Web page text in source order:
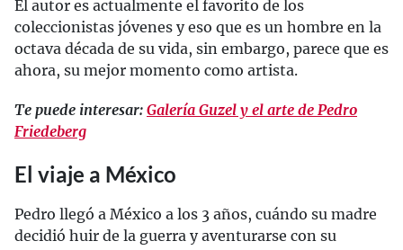
El autor es actualmente el favorito de los
coleccionistas jóvenes y eso que es un hombre en la
octava década de su vida, sin embargo, parece que es
ahora, su mejor momento como artista.
Te puede interesar: Galería Guzel y el arte de Pedro
Friedeberg
El viaje a México
Pedro llegó a México a los 3 años, cuándo su madre
decidió huir de la guerra y aventurarse con su